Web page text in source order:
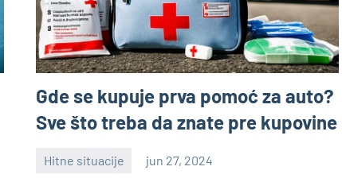
Gde se kupuje prva pomoć za auto?
Sve što treba da znate pre kupovine
Hitne situacije jun 27, 2024